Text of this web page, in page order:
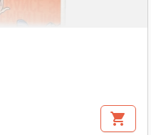
shopping_cart